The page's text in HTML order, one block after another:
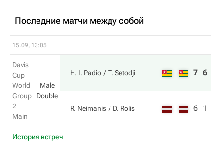
Последние матчи между собой
15.09, 13:05
Davis
Cup
World
Group
2
Main
Male
Double
H. I. Padio T. Setodji 7 6
R. Neimanis D. Rolis 6 1
История встреч